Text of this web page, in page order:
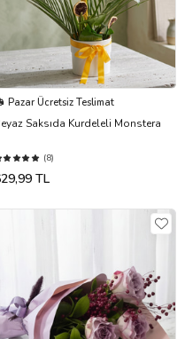
Pazar Ücretsiz Teslimat
Saksıda Kurdeleli Monstera
(8)
TL